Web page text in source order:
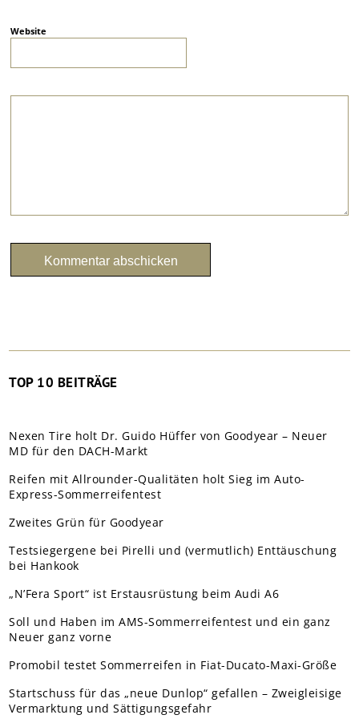
Website
TOP 10 BEITRÄGE
Nexen Tire holt Dr. Guido Hüffer von Goodyear – Neuer
MD für den DACH-Markt
Reifen mit Allrounder-Qualitäten holt Sieg im Auto-
Express-Sommerreifentest
Zweites Grün für Goodyear
Testsiegergene bei Pirelli und (vermutlich) Enttäuschung
bei Hankook
„N’Fera Sport“ ist Erstausrüstung beim Audi A6
Soll und Haben im AMS-Sommerreifentest und ein ganz
Neuer ganz vorne
Promobil testet Sommerreifen in Fiat-Ducato-Maxi-Größe
Startschuss für das „neue Dunlop“ gefallen – Zweigleisige
Vermarktung und Sättigungsgefahr